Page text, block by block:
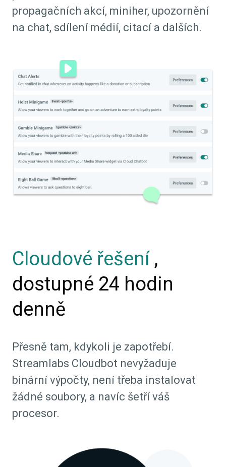
propagačních akcí, miniher, upozornění
na chat, sdílení médií, citací a dalších.
Cloudové řešení ,
dostupné 24 hodin
denně
Přesně tam, kdykoli je zapotřebí.
Streamlabs Cloudbot nevyžaduje
binární výpočty, není třeba instalovat
žádné soubory, a navíc šetří váš
procesor.